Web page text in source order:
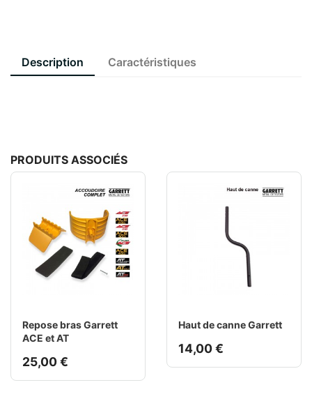
Description Caractéristiques
PRODUITS ASSOCIÉS
Repose bras Garrett
ACE et AT
25,00 €
Haut de canne Garrett
14,00 €